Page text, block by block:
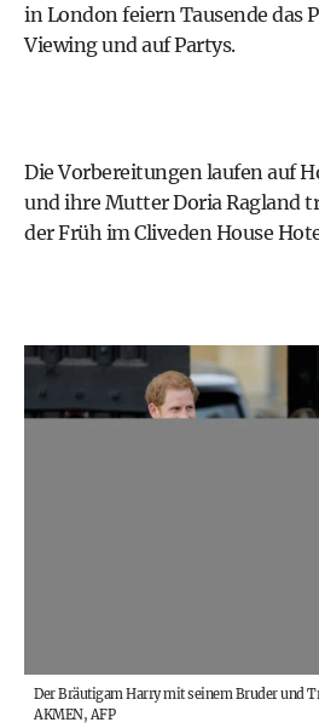
in London feiern Tausende das
Viewing und auf Partys.
Die Vorbereitungen laufen auf
und ihre Mutter Doria Ragland
der Früh im Cliveden House
Der Bräutigam Harry mit seinem Bruder und
AKMEN, AFP